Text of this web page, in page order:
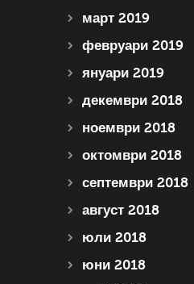
март 2019
февруари 2019
януари 2019
декември 2018
ноември 2018
октомври 2018
септември 2018
август 2018
юли 2018
юни 2018